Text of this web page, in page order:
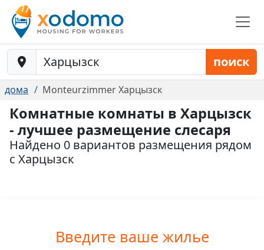
Baustelle-Location поиск
дома Monteurzimmer Харцызск
Комнатные комнаты в Харцызск
- лучшее размещение слесаря
Найдено 0 вариантов размещения рядом
с Харцызск
Введите ваше жилье